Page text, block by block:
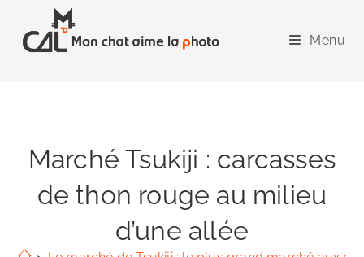
content
Menu
Marché Tsukiji : carcasses
de thon rouge au milieu
d’une allée